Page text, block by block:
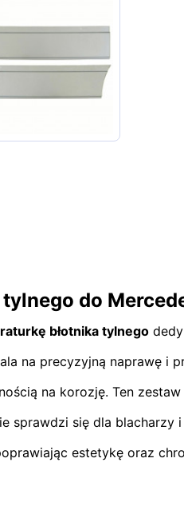
do
błotnika tylnego
na precyzyjną naprawę i
na korozję. Ten
sprawdzi się dla
estetykę oraz